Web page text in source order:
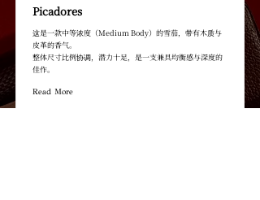
Picadores
这是一款中等浓度（Medium Body）的雪茄，带有木质与
皮革的香气。
整体尺寸比例协调，潜力十足，是一支兼具均衡感与深度的
佳作。
Read More